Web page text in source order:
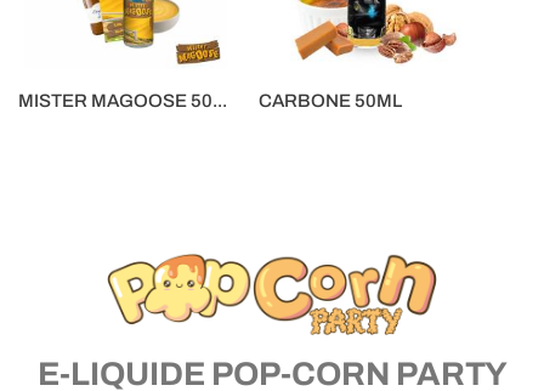
MISTER MAGOOSE 50... CARBONE 50ML
E-LIQUIDE POP-CORN PARTY